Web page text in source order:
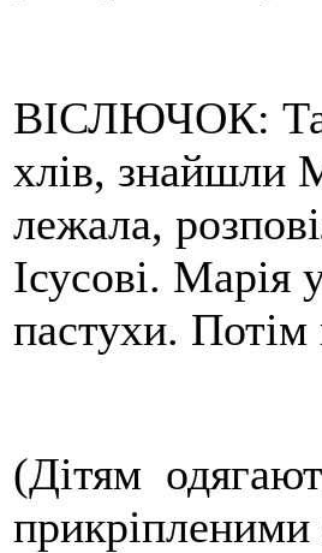
ВІСЛЮЧОК:
хлів, знайшли
лежала,
Ісусові. Марія
пастухи.
(Дітям
прикріпленими